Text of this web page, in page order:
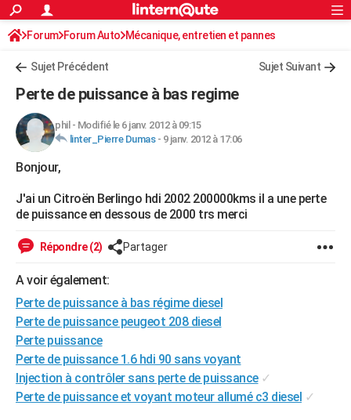
ACTUALITÉS
Politique
Société
Faits Divers
Education
Monde
Villes
+
FINANCE
Retraite
Impôts
Epargne
Immobilier
Risques naturels par ville
Banque
Assurance
Crédit
AUTO
Essais
Réserver un essai
Citadines
Berlines
SUV
Forum auto
+HIGH-TECH
Mobiles
Meilleur smartphone
Internet
Ordinateurs
Jeux vidéo
Guide high-tech
+BRICOLAGE
Forum
Aménagement intérieur
Extérieur
Cuisine
Salle de bains
Jardinage
Rangement
WEEK-END
LIFESTYLE
Art de vivre
Bien-être
Loisirs
Mode
Modes de vie
SANTE
Alimentation
Guide de la santé
Maladies
Médicaments
Sommeil
VOYAGE
Destinations
City break
Voyage nature
Voyage de noces
Forum
Climat
+PHOTO
GUIDES D'ACHAT
Rechercher
S'inscrire
Connexion
Forum Forum Auto Mécanique, entretien et pannes
Sujet Précédent Sujet Suivant
Perte de puissance à bas regime
phil - Modifié le 6 janv. 2012 à 09:15
linter_Pierre Dumas- 9 janv. 2012 à 17:06
Bonjour,
J'ai un Citroën Berlingo hdi 2002 200000kms il a une perte
de puissance en dessous de 2000 trs merci
Répondre (2) Partager
A voir également:
Perte de puissance à bas régime diesel
Perte de puissance peugeot 208 diesel
Perte puissance
Perte de puissance 1.6 hdi 90 sans voyant
Injection à contrôler sans perte de puissance ✓
Perte de puissance et voyant moteur allumé c3 diesel ✓